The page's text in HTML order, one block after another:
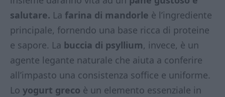
salutare. La farina di mandorle è l’ingrediente
principale, fornendo una base ricca di proteine
e sapore. La buccia di psyllium, invece, è un
agente legante naturale che aiuta a conferire
all’impasto una consistenza soffice e uniforme.
Lo yogurt greco è un elemento essenziale in